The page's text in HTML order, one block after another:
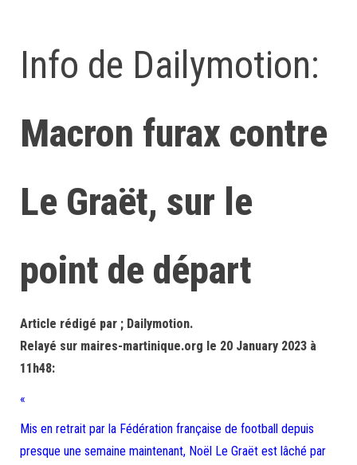
Info de Dailymotion:
Macron furax contre
Le Graët, sur le
point de départ
Article rédigé par ; Dailymotion.
Relayé sur maires-martinique.org le 20 January 2023 à
11h48:
«
Mis en retrait par la Fédération française de football depuis
presque une semaine maintenant, Noël Le Graët est lâché par